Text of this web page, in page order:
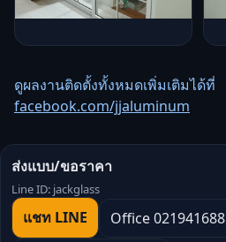
ดูผลงานติดตั้งทั้งหมดเพิ่มเติมได้ที่
facebook.com/jjaluminum
ส่งแบบ/ขอราคา
Line ID: jackglass
แชท LINE Office 021941688